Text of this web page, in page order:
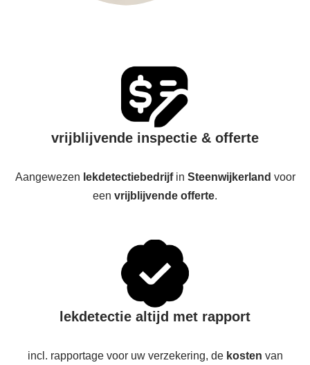
vrijblijvende inspectie & offerte
Aangewezen lekdetectiebedrijfin Steenwijkerland voor
een vrijblijvende offerte.
lekdetectie altijd met rapport
incl. rapportage voor uw verzekering, de kosten van